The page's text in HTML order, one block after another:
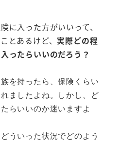
に入った方がいいって、
とあるけど、 実際どの程
ったらいいのだろう？
を持ったら、保険くらい
ましたよね。しかし、ど
らいいのか迷いますよ
ういった状況でどのよう